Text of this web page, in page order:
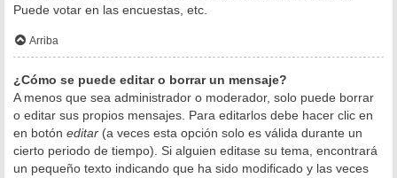
Puede votar en las encuestas, etc.
Arriba
¿Cómo se puede editar o borrar un mensaje?
A menos que sea administrador o moderador, solo puede borrar
o editar sus propios mensajes. Para editarlos debe hacer clic en
en botón editar (a veces esta opción solo es válida durante un
cierto periodo de tiempo). Si alguien editase su tema, encontrará
un pequeño texto indicando que ha sido modificado y las veces